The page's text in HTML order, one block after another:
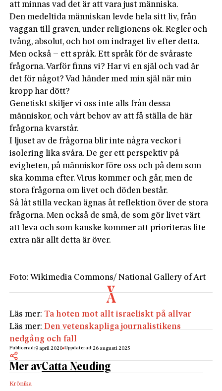
att minnas vad det är att vara just människa.
Den medeltida människan levde hela sitt liv, från
vaggan till graven, under religionens ok. Regler och
tvång, absolut, och hot om indraget liv efter detta.
Men också – ett språk. Ett språk för de svåraste
frågorna. Varför finns vi? Har vi en själ och vad är
det för något? Vad händer med min själ när min
kropp har dött?
Genetiskt skiljer vi oss inte alls från dessa
människor, och vårt behov av att få ställa de här
frågorna kvarstår.
I ljuset av de frågorna blir inte några veckor i
isolering lika svåra. De ger ett perspektiv på
evigheten, på människor före oss och på dem som
ska komma efter. Virus kommer och går, men de
stora frågorna om livet och döden består.
Så låt stilla veckan ägnas åt reflektion över de stora
frågorna. Men också de små, de som gör livet värt
att leva och som kanske kommer att prioriteras lite
extra när allt detta är över.
Foto: Wikimedia Commons/ National Gallery of Art
Läs mer:Ta hoten mot allt israeliskt på allvar
Läs mer:Den vetenskapliga journalistikens
nedgång och fall
Publicerad:9 april 2020 Uppdaterad:26 augusti 2025
Mer avCatta Neuding
Krönika